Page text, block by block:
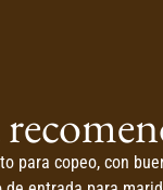
para copeo, con